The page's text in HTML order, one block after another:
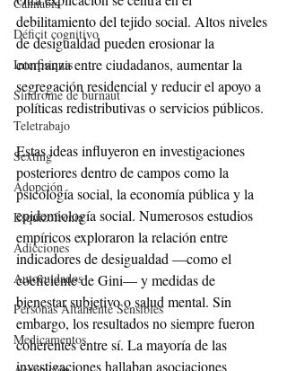
Déficit cognitivo
Interpsiquis
Síndrome de burnaut
Teletrabajo
Sexting
Adopción
Esquizofrenia
Adicciones
Autocuidados
Personas Altamente Sensibles
Medicamentos
debilitamiento del tejido social. Altos niveles
de desigualdad pueden erosionar la
confianza entre ciudadanos, aumentar la
segregación residencial y reducir el apoyo a
políticas redistributivas o servicios públicos.
Estas ideas influyeron en investigaciones
posteriores dentro de campos como la
psicología social, la economía pública y la
epidemiología social. Numerosos estudios
empíricos exploraron la relación entre
indicadores de desigualdad —como el
coeficiente de Gini— y medidas de
bienestar subjetivo o salud mental. Sin
embargo, los resultados no siempre fueron
coherentes entre sí. La mayoría de las
investigaciones hallaban asociaciones